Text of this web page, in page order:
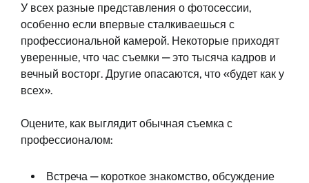
У всех разные представления о фотосессии,
особенно если впервые сталкиваешься с
профессиональной камерой. Некоторые приходят
уверенные, что час съемки — это тысяча кадров и
вечный восторг. Другие опасаются, что «будет как у
всех».
Оцените, как выглядит обычная съемка с
профессионалом:
Встреча — короткое знакомство, обсуждение